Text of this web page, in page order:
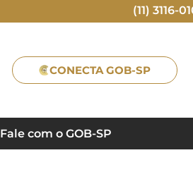
(11) 3116-
CONECTA GOB-SP
Fale com o GOB-SP